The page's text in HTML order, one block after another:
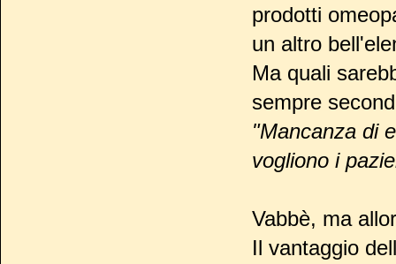
prodotti
un altro
Ma quali
sempre
"Mancanza di
vogliono i
Vabbè, ma
Il vantaggio